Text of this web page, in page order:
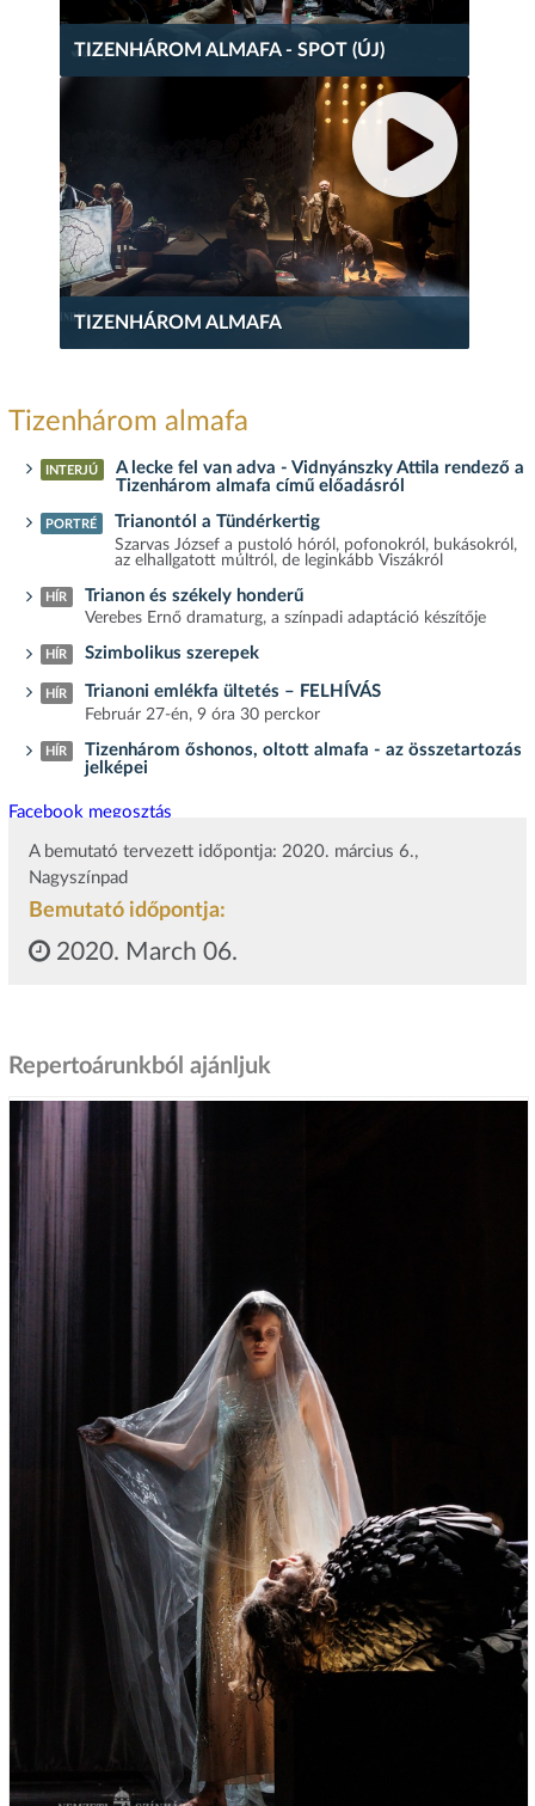
TIZENHÁROM ALMAFA - SPOT (ÚJ)
TIZENHÁROM ALMAFA
Tizenhárom almafa
INTERJÚ
A lecke fel van adva - Vidnyánszky Attila rendező a
Tizenhárom almafa című előadásról
PORTRÉ Trianontól a Tündérkertig
Szarvas József a pustoló hóról, pofonokról, bukásokról,
az elhallgatott múltról, de leginkább Viszákról
HÍR Trianon és székely honderű
Verebes Ernő dramaturg, a színpadi adaptáció készítője
HÍR Szimbolikus szerepek
HÍR Trianoni emlékfa ültetés – FELHÍVÁS
Február 27-én, 9 óra 30 perckor
HÍR
Tizenhárom őshonos, oltott almafa - az összetartozás
jelképei
Facebook megosztás
A bemutató tervezett időpontja: 2020. március 6.,
Nagyszínpad
Bemutató időpontja:
2020. March 06.
Repertoárunkból ajánljuk